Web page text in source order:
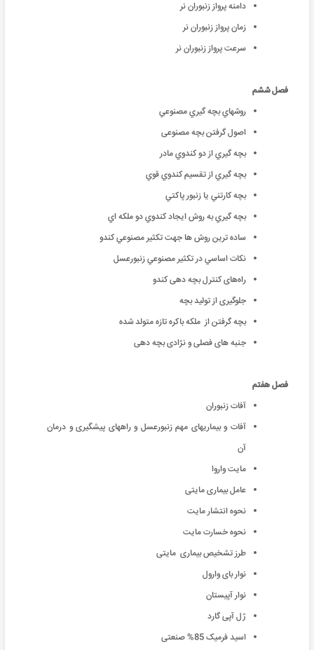
دامنه پرواز زنبوران نر
زمان پرواز زنبوران نر
سرعت پرواز زنبوران نر
فصل ششم
روشهاي بچه گيري مصنوعي
اصول گرفتن بچه مصنوعی
بچه گيري از دو كندوي مادر
بچه گيري از تقسيم كندوي قوي
بچه كارتني يا زنبور پاكتي
بچه گيري به روش ايجاد كندوي دو ملكه اي
ساده ترین روش ها جهت تكثير مصنوعي كندو
نكات اساسي در تكثير مصنوعي زنبورعسل
راه‌های کنترل بچه دهی کندو
جلوگیری از تولید بچه
بچه گرفتن از ملکه باکره تازه متولد شده
جنبه های فصلی و نژادی بچه دهی
فصل هفتم
آفات زنبوران
آفات و بیماریهای مهم زنبورعسل و راههای پیشگیری و درمان
آن
مایت واروا
عامل بیماری مایتی
نحوه انتشار مایت
نحوه خسارت مایت
طرز تشخیص بیماری مایتی
نوار بای وارول
نوار آپیستان
ژل آپی گارد
اسید فرمیک 85% صنعتی